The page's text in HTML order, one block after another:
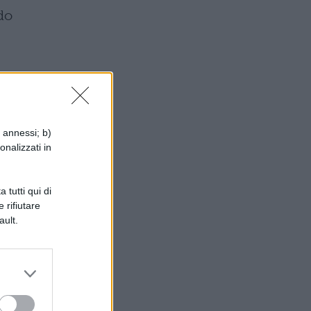
b)
in
tutti qui di
rifiutare